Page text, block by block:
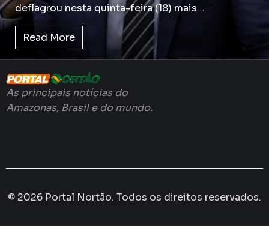
deflagrou nesta quinta-feira (18) mais…
Read More
As principais notícias do
Amazonas, Brasil e do mundo.
© 2026 Portal Nortão. Todos os direitos reservados.